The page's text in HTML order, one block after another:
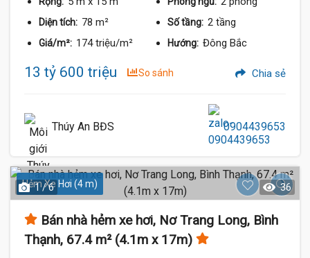
Diện tích: 78 m² Số tầng: 2 tầng
Giá/m²: 174 triệu/m² Hướng: Đông Bắc
13 tỷ 600 triệu So sánh Chia sẻ
Thúy An BĐS 0904439653
Hẻm Xe Hơi (4 m)
1 / 6 36
Bán nhà hẻm xe hơi, Nơ Trang Long, Bình
Thạnh, 67.4 m² (4.1m x 17m)